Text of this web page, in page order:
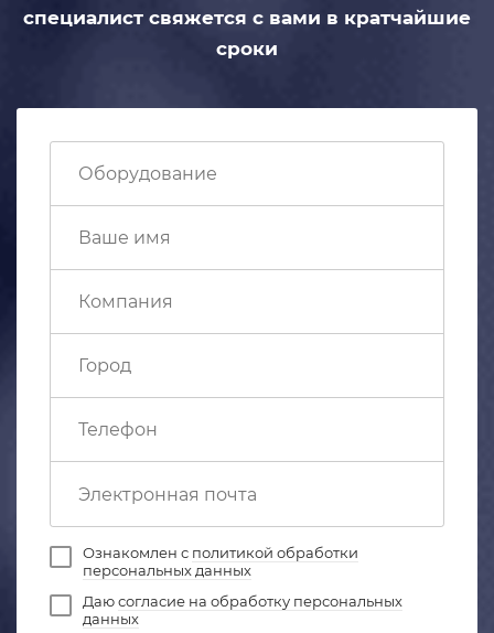
специалист свяжется с вами в кратчайшие
сроки
Ознакомлен с политикой обработки
персональных данных
Даюсогласие на обработку персональных
данных